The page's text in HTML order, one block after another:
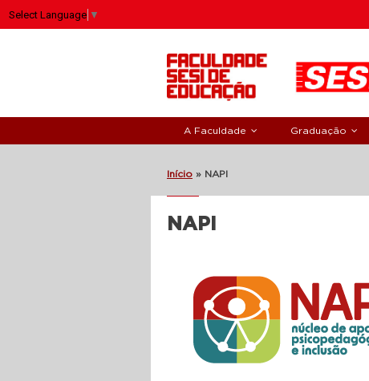
Select Language ▼
A Faculdade Graduação
Início » NAPI
NAPI